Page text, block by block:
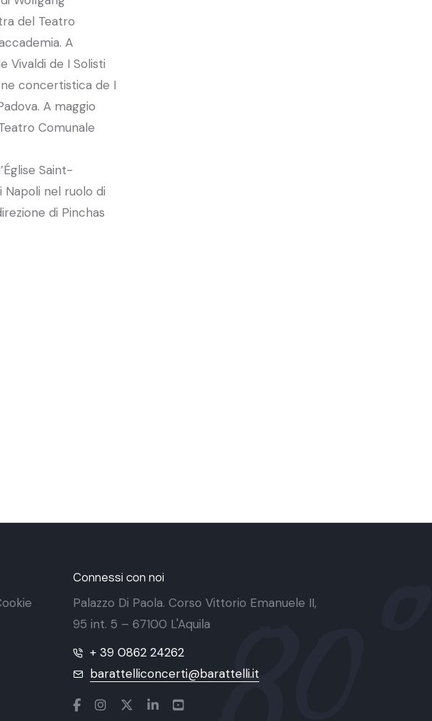
del Teatro
A
Vivaldi de I Solisti
concertistica de I
A maggio
Comunale
Saint-
Napoli nel ruolo di
di Pinchas
Connessi con noi
Palazzo Di Paola. Corso Vittorio Emanuele II,
95 int. 5 – 67100 L'Aquila
+ 39 0862 24262
barattelliconcerti@barattelli.it